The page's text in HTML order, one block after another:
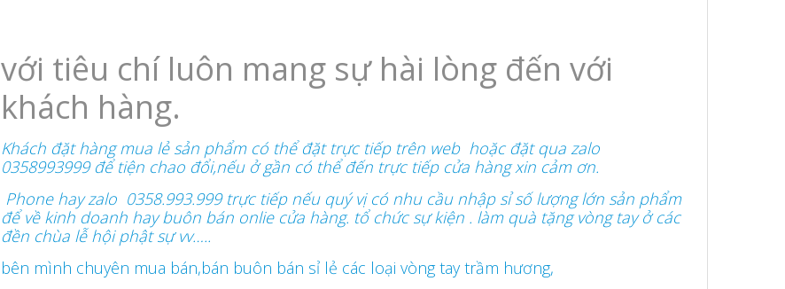
với tiêu chí luôn mang sự hài lòng đến với
khách hàng.
Khách đặt hàng mua lẻ sản phẩm có thể đặt trực tiếp trên web hoặc đặt qua zalo
0358993999 để tiện chao đổi,nếu ở gần có thể đến trực tiếp cửa hàng xin cảm ơn.
Phone hay zalo 0358.993.999 trực tiếp nếu quý vị có nhu cầu nhập sỉ số lượng lớn sản phẩm
để về kinh doanh hay buôn bán onlie cửa hàng. tổ chức sự kiện . làm quà tặng vòng tay ở các
đền chùa lễ hội phật sự vv…..
bên mình chuyên mua bán,bán buôn bán sỉ lẻ các loại vòng tay trầm hương,